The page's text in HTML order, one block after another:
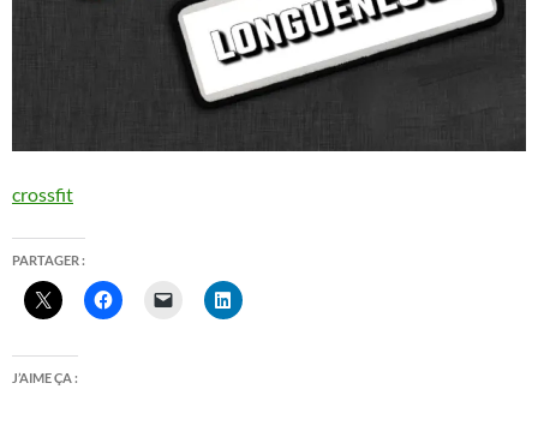
crossfit
PARTAGER :
J’AIME ÇA :